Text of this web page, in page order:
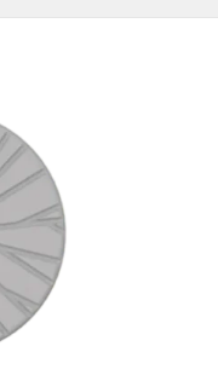
Gaming Energía